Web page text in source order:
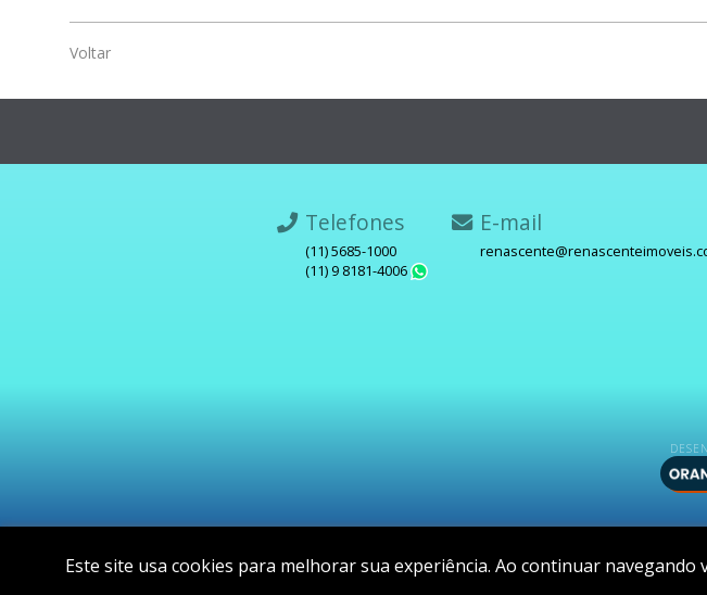
Voltar
Este site usa cookies para melhorar sua experiência. Ao continuar navegando
Telefones
(11) 5685-1000
(11) 9 8181-4006
E-mail
© 2026